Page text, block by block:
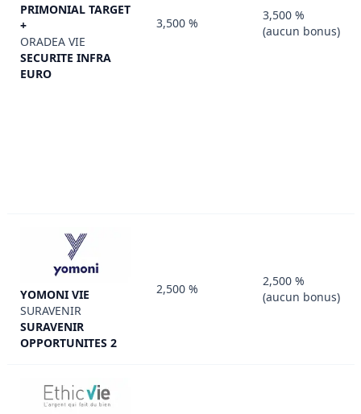
PRIMONIAL TARGET
+
ORADEA VIE
SECURITE INFRA
EURO
3,500 %
3,500 %
(aucun bonus)
YOMONI VIE
SURAVENIR
SURAVENIR
OPPORTUNITES 2
2,500 %
2,500 %
(aucun bonus)